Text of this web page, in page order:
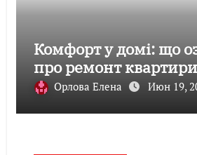
Комфорт у домі: що
про ремонт квартири
Орлова Елена Июн 19,